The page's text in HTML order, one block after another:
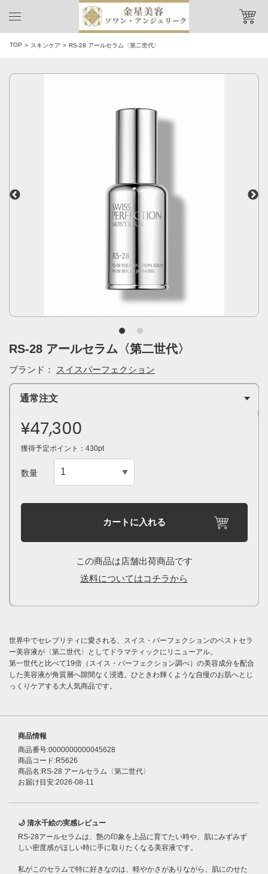
TOP スキンケア RS-28 アールセラム〈第二世代〉
RS-28 アールセラム〈第二世代〉
ブランド： スイスパーフェクション
通常注文
¥47,300
獲得予定ポイント：430pt
数量
カートに入れる
この商品は店舗出荷商品です
送料についてはコチラから
世界中でセレブリティに愛される、スイス・パーフェクションのベストセラ
ー美容液が〈第二世代〉としてドラマティックにリニューアル。
第一世代と比べて19倍（スイス・パーフェクション調べ）の美容成分を配合
した美容液が角質層へ隙間なく浸透。ひときわ輝くような自慢のお肌へとじ
っくりケアする大人気商品です。
商品情報
商品番号:0000000000045628
商品コード:R5626
商品名:RS-28 アールセラム〈第二世代〉
お届け目安:2026-08-11
🌙 清水千絵の実感レビュー
RS-28アールセラムは、艶の印象を上品に育てたい時や、肌にみずみず
しい密度感がほしい時に手に取りたくなる美容液です。
私がこのセラムで特に好きなのは、軽やかさがありながら、肌にのせた